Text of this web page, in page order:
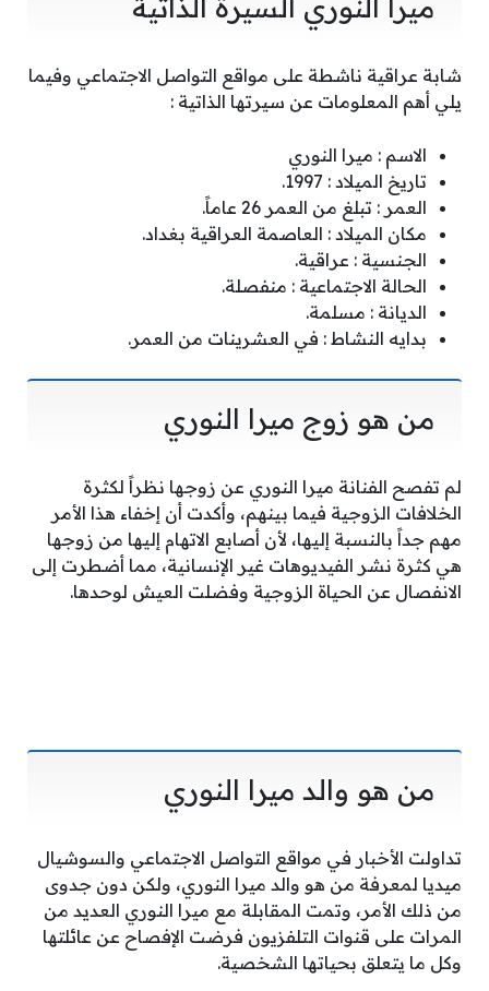
شابة عراقية ناشطة على مواقع التواصل الاجتماعي وفيما
يلي أهم المعلومات عن سيرتها الذاتية :
الاسم : ميرا النوري
تاريخ الميلاد : 1997.
العمر : تبلغ من العمر 26 عاماً.
مكان الميلاد : العاصمة العراقية بغداد.
الجنسية : عراقية.
الحالة الاجتماعية : منفصلة.
الديانة : مسلمة.
بدايه النشاط : في العشرينات من العمر.
من هو زوج ميرا النوري
لم تفصح الفنانة ميرا النوري عن زوجها نظراً لكثرة
الخلافات الزوجية فيما بينهم، وأكدت أن إخفاء هذا الأمر
مهم جداً بالنسبة إليها، لأن أصابع الاتهام إليها من زوجها
هي كثرة نشر الفيديوهات غير الإنسانية، مما أضطرت إلى
الانفصال عن الحياة الزوجية وفضلت العيش لوحدها.
من هو والد ميرا النوري
تداولت الأخبار في مواقع التواصل الاجتماعي والسوشيال
ميديا لمعرفة من هو والد ميرا النوري، ولكن دون جدوى
من ذلك الأمر، وتمت المقابلة مع ميرا النوري العديد من
المرات على قنوات التلفزيون فرضت الإفصاح عن عائلتها
وكل ما يتعلق بحياتها الشخصية.